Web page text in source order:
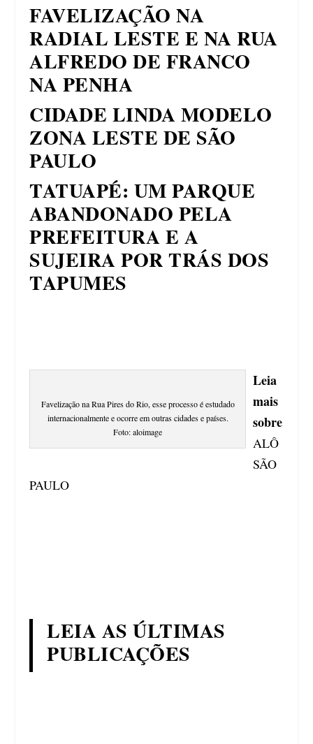
FAVELIZAÇÃO NA
RADIAL LESTE E NA RUA
ALFREDO DE FRANCO
NA PENHA
CIDADE LINDA MODELO
ZONA LESTE DE SÃO
PAULO
TATUAPÉ: UM PARQUE
ABANDONADO PELA
PREFEITURA E A
SUJEIRA POR TRÁS DOS
TAPUMES
Favelização na Rua Pires do Rio, esse processo é estudado
internacionalmente e ocorre em outras cidades e países.
Foto: aloimage
Leia
mais
sobre
ALÔ
SÃO
PAULO
LEIA AS ÚLTIMAS
PUBLICAÇÕES